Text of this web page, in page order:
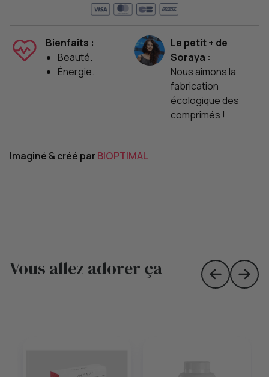
Bienfaits :
Beauté.
Énergie.
Le petit + de
Soraya :
Nous aimons la
fabrication
écologique des
comprimés !
Imaginé & créé parBIOPTIMAL
Vous allez adorer ça
Skip toSkip